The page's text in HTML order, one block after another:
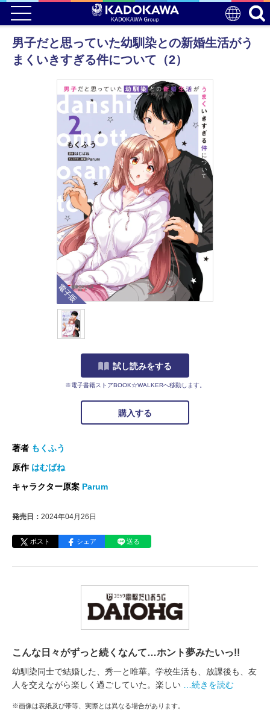
男子だと思っていた幼馴染との新婚生活がう
まくいきすぎる件について（2）
電子版
試し読みをする
※電子書籍ストアBOOK☆WALKERへ移動します。
購入する
著者 もくふう
原作 はむばね
キャラクター原案 Parum
発売日： 2024年04月26日
ポスト シェア 送る
こんな日々がずっと続くなんて…ホント夢みたいっ!!
幼馴染同士で結婚した、秀一と唯華。学校生活も、放課後も、友
人を交えながら楽しく過ごしていた。楽しい
…続きを読む
※画像は表紙及び帯等、実際とは異なる場合があります。